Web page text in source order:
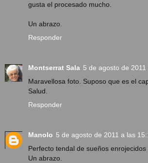
gusta el procesado mucho.
Un abrazo.
Responder
Montserrat Sala 5 de agosto de 2011
Maravellosa foto. Suposo que es el
Salud.
Responder
Manolo 5 de agosto de 2011 a las
Perfecto tendal de sueños
Un abrazo.